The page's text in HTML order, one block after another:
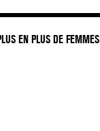
EN PLUS DE FEMMES